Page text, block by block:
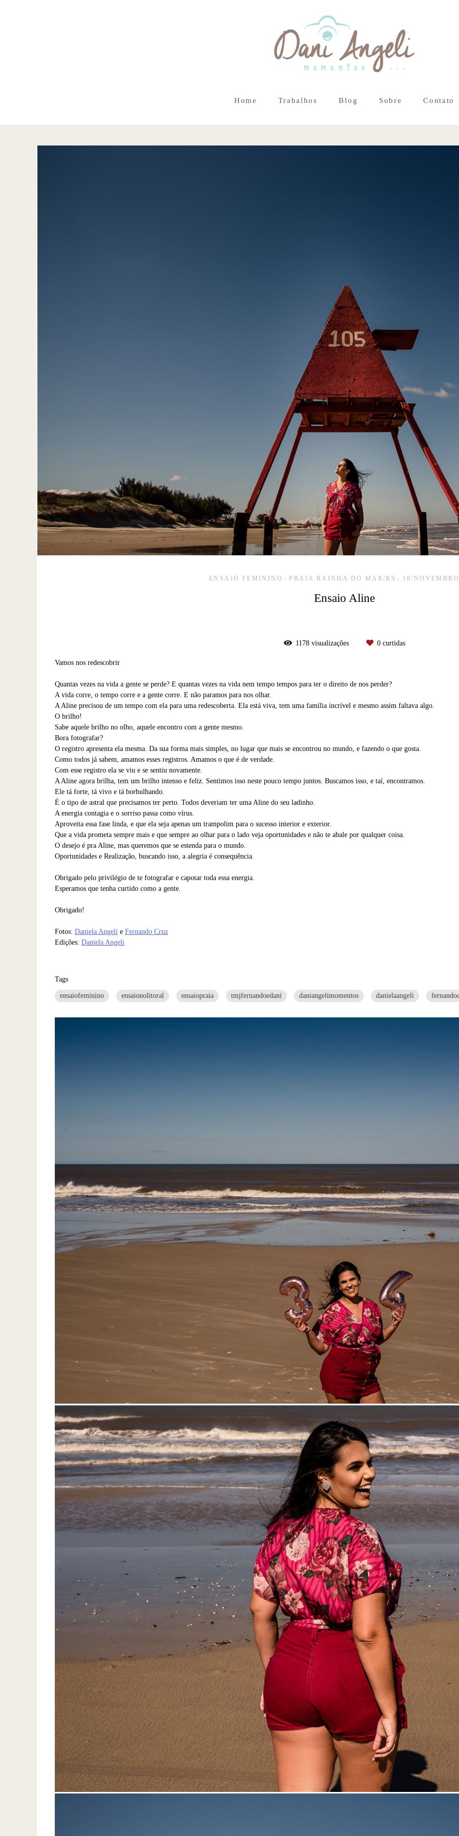
Home Trabalhos Blog Sobre Contato
ENSAIO FEMININO PRAIA RAINHA DO MAR/RS 10/
Ensaio Aline
1178visualizações 0curtidas
Vamos nos redescobrir
Quantas vezes na vida a gente se perde? E quantas vezes na vida nem tempo tempos para ter o direito de nos perder?
A vida corre, o tempo corre e a gente corre. E não paramos para nos olhar.
A Aline precisou de um tempo com ela para uma redescoberta. Ela está viva, tem uma família incrível e mesmo assim faltava algo.
O brilho!
Sabe aquele brilho no olho, aquele encontro com a gente mesmo.
Bora fotografar?
O registro apresenta ela mesma. Da sua forma mais simples, no lugar que mais se encontrou no mundo, e fazendo o que gosta.
Como todos já sabem, amamos esses registros. Amamos o que é de verdade.
Com esse registro ela se viu e se sentiu novamente.
A Aline agora brilha, tem um brilho intenso e feliz. Sentimos isso neste pouco tempo juntos. Buscamos isso, e taí, encontramos.
Ele tá forte, tá vivo e tá borbulhando.
É o tipo de astral que precisamos ter perto. Todos deveriam ter uma Aline do seu ladinho.
A energia contagia e o sorriso passa como vírus.
Aproveita essa fase linda, e que ela seja apenas um trampolim para o sucesso interior e exterior.
Que a vida prometa sempre mais e que sempre ao olhar para o lado veja oportunidades e não te abale por qualquer coisa.
O desejo é pra Aline, mas queremos que se estenda para o mundo.
Oportunidades e Realização, buscando isso, a alegria é consequência.
Obrigado pelo privilégio de te fotografar e capotar toda essa energia.
Esperamos que tenha curtido como a gente.
Obrigado!
Fotos: Daniela Angeli e Fernando Cruz
Edições: Daniela Angeli
Tags
ensaiofeminino ensaionolitoral ensaiopraia tmjfernandoedani daniangelimomentos danielaangeli